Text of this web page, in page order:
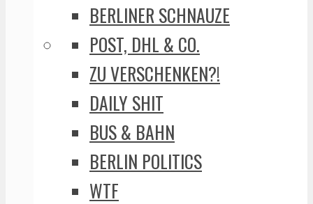
BERLINER SCHNAUZE
POST, DHL & CO.
ZU VERSCHENKEN?!
DAILY SHIT
BUS & BAHN
BERLIN POLITICS
WTF